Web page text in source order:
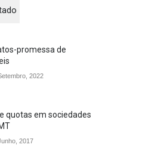
promessa de
2022
quotas em sociedades
2017